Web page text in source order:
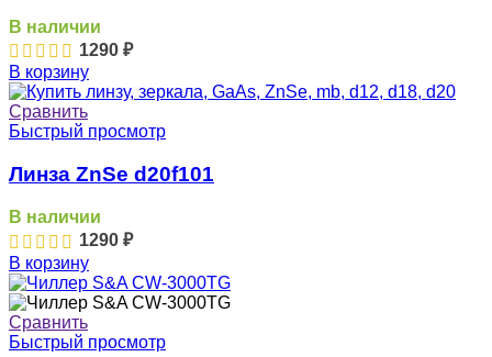
В наличии
1290 ₽
В корзину
Сравнить
Быстрый просмотр
Линза ZnSe d20f101
В наличии
1290 ₽
В корзину
Сравнить
Быстрый просмотр